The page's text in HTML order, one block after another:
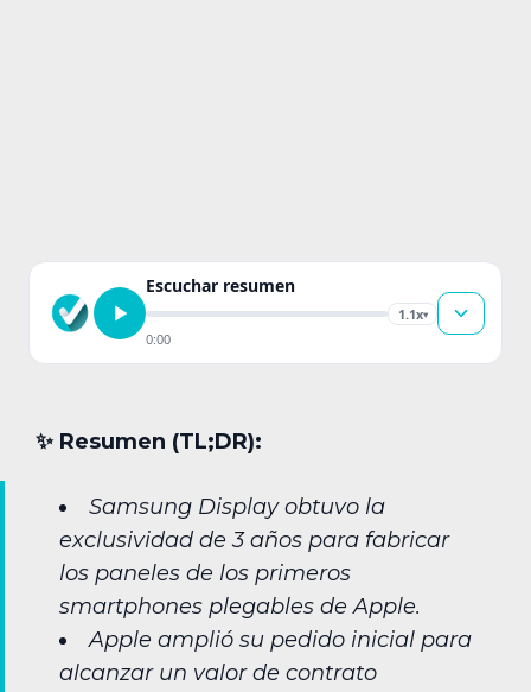
Escuchar resumen
1.1x▾
0:00
✨︎ Resumen (TL;DR):
Samsung Display obtuvo la
exclusividad de 3 años para fabricar
los paneles de los primeros
smartphones plegables de Apple.
Apple amplió su pedido inicial para
alcanzar un valor de contrato